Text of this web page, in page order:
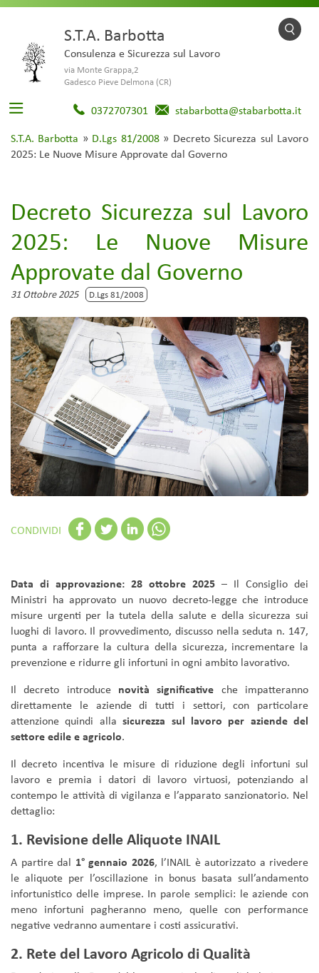
S.T.A. Barbotta
Consulenza e Sicurezza sul Lavoro
via Monte Grappa,2
Gadesco Pieve Delmona (CR)
0372707301 stabarbotta@stabarbotta.it
S.T.A. Barbotta » D.Lgs 81/2008 » Decreto Sicurezza sul Lavoro
2025: Le Nuove Misure Approvate dal Governo
Decreto Sicurezza sul Lavoro
2025: Le Nuove Misure
Approvate dal Governo
31 Ottobre 2025 D.Lgs 81/2008
CONDIVIDI
Data di approvazione: 28 ottobre 2025 – Il Consiglio dei
Ministri ha approvato un nuovo decreto-legge che introduce
misure urgenti per la tutela della salute e della sicurezza sui
luoghi di lavoro. Il provvedimento, discusso nella seduta n. 147,
punta a rafforzare la cultura della sicurezza, incrementare la
prevenzione e ridurre gli infortuni in ogni ambito lavorativo.
Il decreto introduce novità significative che impatteranno
direttamente le aziende di tutti i settori, con particolare
attenzione quindi allasicurezza sul lavoro per aziende del
settore edile e agricolo.
Il decreto incentiva le misure di riduzione degli infortuni sul
lavoro e premia i datori di lavoro virtuosi, potenziando al
contempo le attività di vigilanza e l’apparato sanzionatorio. Nel
dettaglio:
1. Revisione delle Aliquote INAIL
A partire dal 1° gennaio 2026, l’INAIL è autorizzato a rivedere
le aliquote per l’oscillazione in bonus basata sull’andamento
infortunistico delle imprese. In parole semplici: le aziende con
meno infortuni pagheranno meno, quelle con performance
negative vedranno aumentare i costi assicurativi.
2. Rete del Lavoro Agricolo di Qualità